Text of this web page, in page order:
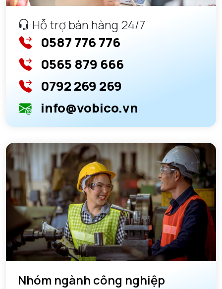
Hỗ trợ bán hàng 24/7
0587 776 776
0565 879 666
0792 269 269
info@vobico.vn
Nhóm ngành công nghiệp